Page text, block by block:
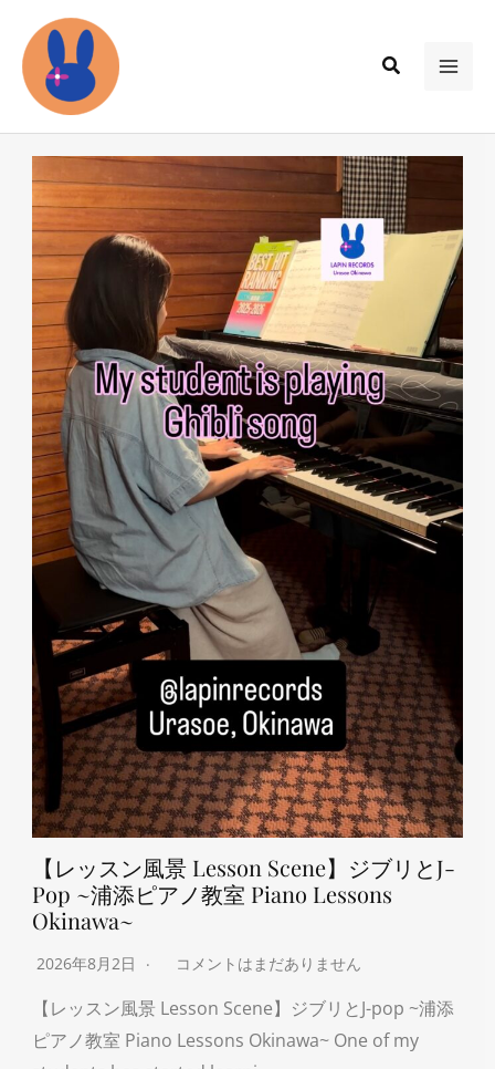
検
【レッスン風景 Lesson Scene】ジブリとJ-
Pop ~浦添ピアノ教室 Piano Lessons
Okinawa~
2026年8月2日 コメントはまだありません
【レッスン風景 Lesson Scene】ジブリとJ-pop ~浦添
ピアノ教室 Piano Lessons Okinawa~ One of my